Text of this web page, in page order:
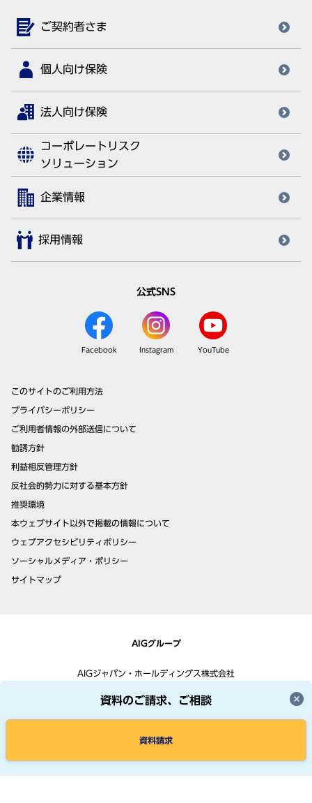
資料のご請求、ご相談
資料請求
ご契約者さま
個人向け保険
法人向け保険
コーポレートリスク
ソリューション
企業情報
採用情報
公式SNS
Facebook Instagram YouTube
このサイトのご利用方法
プライバシーポリシー
ご利用者情報の外部送信について
勧誘方針
利益相反管理方針
反社会的勢力に対する基本方針
推奨環境
本ウェブサイト以外で掲載の情報について
ウェブアクセシビリティポリシー
ソーシャルメディア・ポリシー
サイトマップ
AIGグループ
AIGジャパン・ホールディングス株式会社